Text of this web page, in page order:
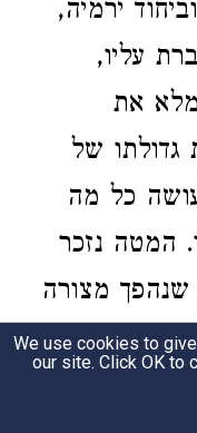
ירמיה,
עליו,
את
גדולתו של
כל מה
המטה נזכר
מצורה
כאן הוא
האותות
We use cookies to
our site. Click OK to